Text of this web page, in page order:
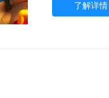
了解详